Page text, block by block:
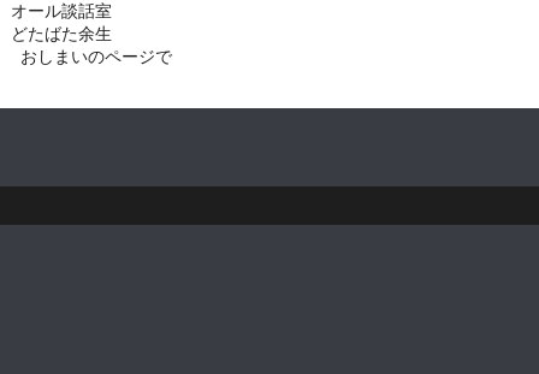
オール談話室
どたばた余生
おしまいのページで